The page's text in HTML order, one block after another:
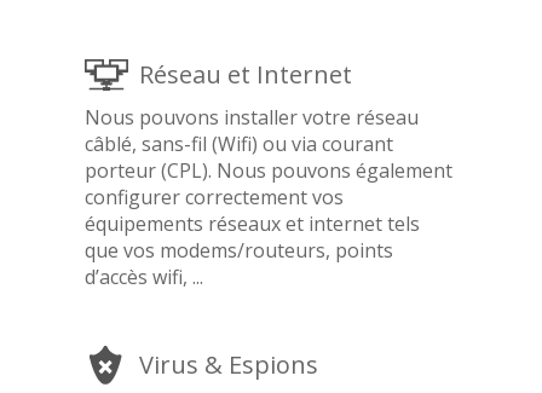
Réseau et Internet
Nous pouvons installer votre réseau
câblé, sans-fil (Wifi) ou via courant
porteur (CPL). Nous pouvons également
configurer correctement vos
équipements réseaux et internet tels
que vos modems/routeurs, points
d’accès wifi, ...
Virus & Espions